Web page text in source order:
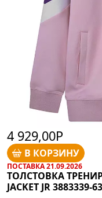
4 929,00Р
В КОРЗИНУ
ПОСТАВКА 21.09.2026
ТОЛСТОВКА
JACKET JR 3883339-